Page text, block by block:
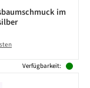
im
Verfügbarkeit: